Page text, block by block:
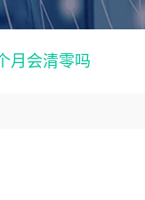
月会清零吗